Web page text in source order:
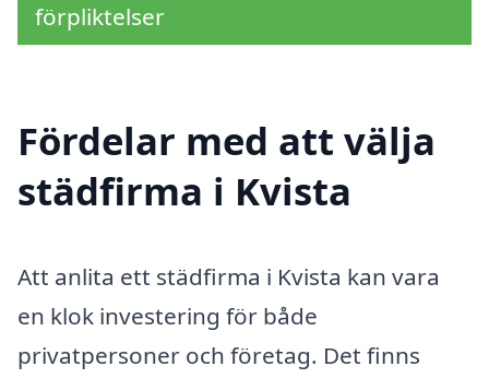
förpliktelser
Fördelar med att välja
städfirma i Kvista
Att anlita ett städfirma i Kvista kan vara
en klok investering för både
privatpersoner och företag. Det finns